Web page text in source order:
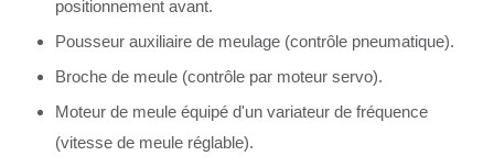
positionnement avant.
Pousseur auxiliaire de meulage (contrôle pneumatique).
Broche de meule (contrôle par moteur servo).
Moteur de meule équipé d'un variateur de fréquence
(vitesse de meule réglable).